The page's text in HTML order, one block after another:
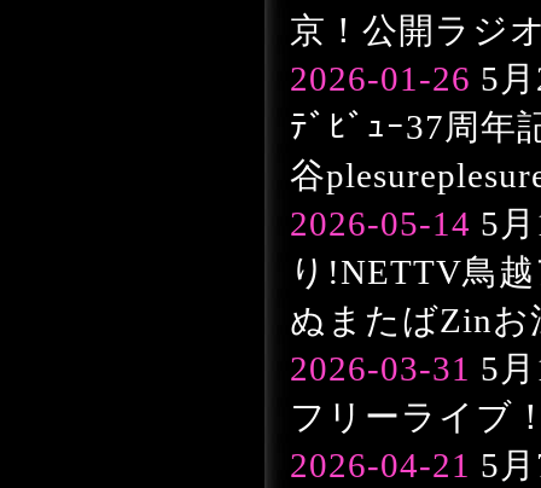
京！公開ラジ
2026-01-26 5
ﾃﾞﾋﾞｭｰ37周年
谷
2026-05-14 5
り!NETTV鳥
ぬまたばZinお
2026-03-31 5
フリーライブ
2026-04-21 5